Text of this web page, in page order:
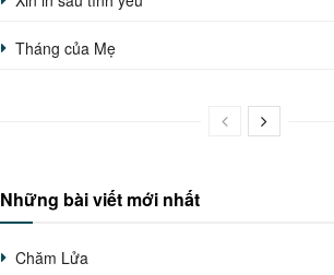
Tháng của Mẹ
Những bài viết mới nhất
Chăm Lửa